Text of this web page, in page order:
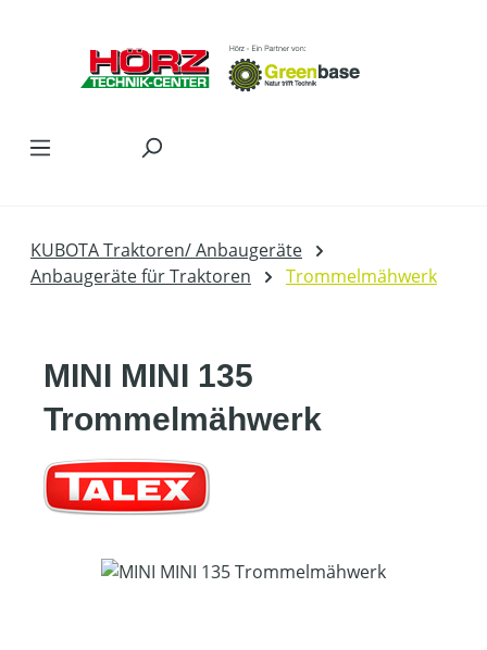
KUBOTA Traktoren/ Anbaugeräte
Anbaugeräte für Traktoren
Trommelmähwerk
MINI MINI 135
Trommelmähwerk
Bildergalerie überspringen